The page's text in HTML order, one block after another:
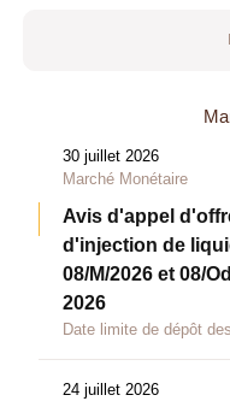
30 juillet 2026
Marché Monétaire
Avis d'appel
d'injection de
08/M/2026 et 08/
2026
Date limite de dépôt
24 juillet 2026